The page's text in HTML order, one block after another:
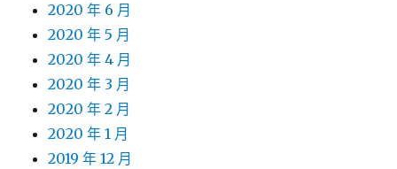
2020 年 6 月
2020 年 5 月
2020 年 4 月
2020 年 3 月
2020 年 2 月
2020 年 1 月
2019 年 12 月